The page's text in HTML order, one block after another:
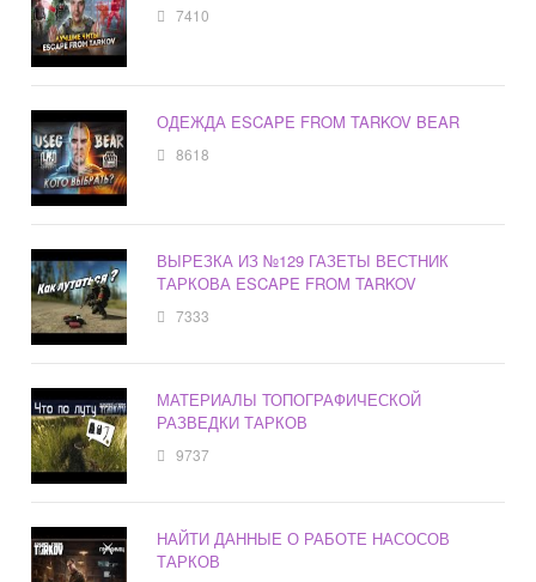
7410
ОДЕЖДА ESCAPE FROM TARKOV BEAR
8618
ВЫРЕЗКА ИЗ №129 ГАЗЕТЫ ВЕСТНИК
ТАРКОВА ESCAPE FROM TARKOV
7333
МАТЕРИАЛЫ ТОПОГРАФИЧЕСКОЙ
РАЗВЕДКИ ТАРКОВ
9737
НАЙТИ ДАННЫЕ О РАБОТЕ НАСОСОВ
ТАРКОВ